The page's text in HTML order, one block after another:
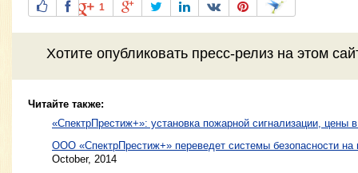
1
Хотите опубликовать пресс-релизна этом
Читайте также:
«СпектрПрестиж+»: установка пожарной сигнализации, цены
ООО «СпектрПрестиж+» переведет системы безопасности на
October, 2014